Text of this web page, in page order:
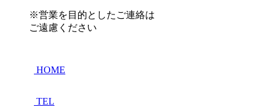
※営業を目的としたご連絡は
ご遠慮ください
HOME
TEL